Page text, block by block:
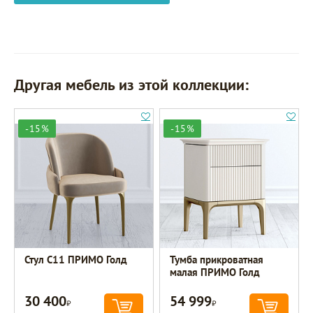
Другая мебель из этой коллекции:
-15%
Стул C11 ПРИМО Голд
30 400Р
-15%
Тумба прикроватная
малая ПРИМО Голд
54 999Р